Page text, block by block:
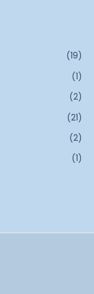
(19)
(1)
(2)
(21)
(2)
(1)